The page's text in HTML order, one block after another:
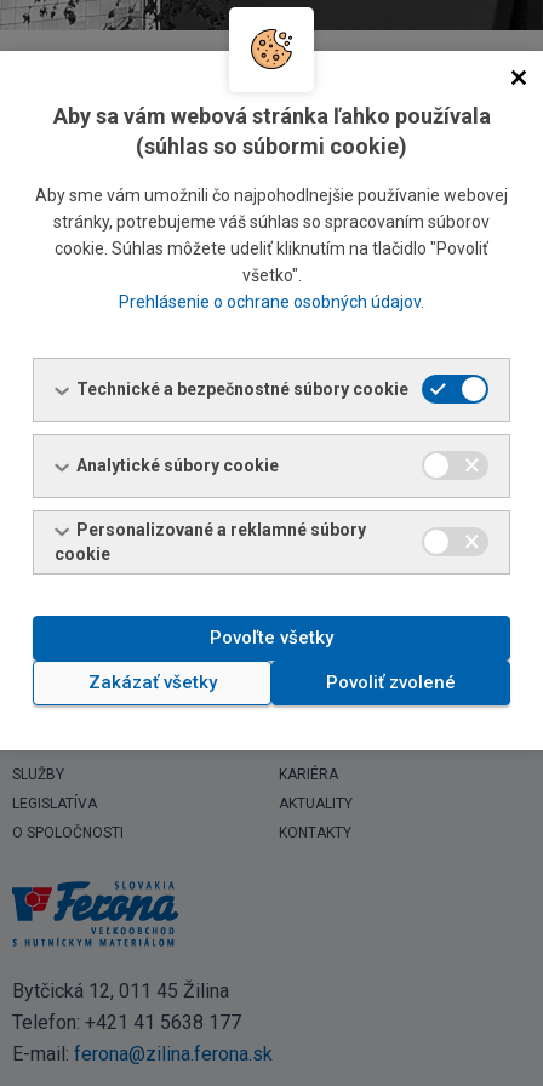
Reach
Reach
FERONA Slovakia, a.s. si je vedomá povinností vyplývajúcich
pre ňu ako dodávateľa hutného materiálu, hutných
druhovýrobkov a neželezných kovov z Nariadenia
Európskeho parlamentu a Rady (ES) č. 1907/2006 o
látok (REACH).
Spôsob, ako povinnosti vo vzťahu k REACH plníme, nájdete v
Prehlásenie o plnení povinností vyplývajúcich z nariadenia ES
č. 1907/2006
SLUŽBY
LEGISLATÍVA
O SPOLOČNOSTI
KARIÉRA
AKTUALITY
KONTAKTY
Bytčická 12, 011 45 Žilina
Telefon: +421 41 5638 177
E-mail: ferona@zilina.ferona.sk
Aby sa vám webová stránka ľahko používala
(súhlas so súbormi cookie)
Aby sme vám umožnili čo najpohodlnejšie používanie webovej
stránky, potrebujeme váš súhlas so spracovaním súborov
cookie. Súhlas môžete udeliť kliknutím na tlačidlo "Povoliť
všetko".
Prehlásenie o ochrane osobných údajov.
Technické a bezpečnostné súbory cookie
Analytické súbory cookie
Personalizované a reklamné súbory
cookie
Povoľte všetky
Zakázať všetky Povoliť zvolené